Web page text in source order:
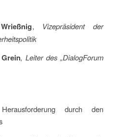
, Vizepräsident der
, Leiter des „DialogForum
durch den